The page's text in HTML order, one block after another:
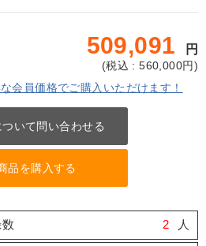
509,091 円
(税込 : 560,000円)
会員価格でご購入いただけます！
いて問い合わせる
品を購入する
2 人